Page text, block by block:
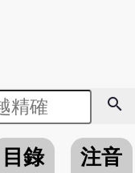
search
目錄 注音